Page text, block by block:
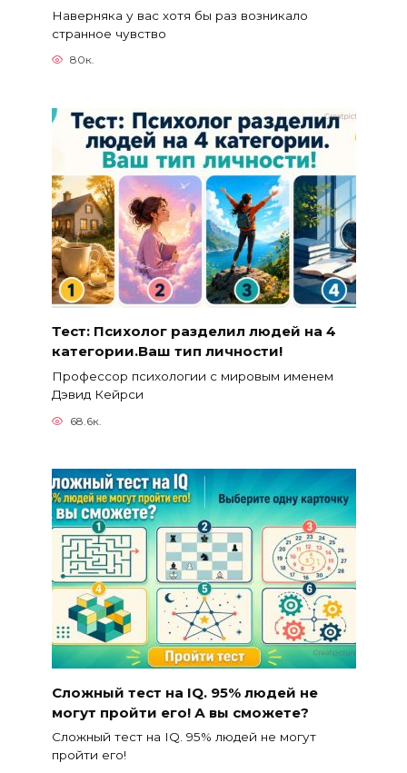
Наверняка у вас хотя бы раз возникало
странное чувство
80к.
Тест: Психолог разделил людей на 4
категории.Ваш тип личности!
Профессор психологии с мировым именем
Дэвид Кейрси
68.6к.
Сложный тест на IQ. 95% людей не
могут пройти его! А вы сможете?
Сложный тест на IQ. 95% людей не могут
пройти его!